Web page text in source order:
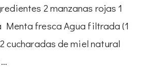
2 manzanas rojas 1
Menta fresca Agua filtrada (1
cucharadas de miel natural